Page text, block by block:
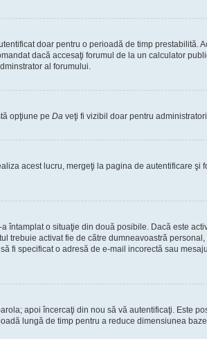
doar pentru o perioadă de timp
dacă accesaţi forumul de la un calculator
al forumului.
opţiune pe Da veţi fi vizibil doar pentru
acest lucru, mergeţi la pagina de autentificare şi
o situaţie din două posibile. Dacă este
activat fie de către dumneavoastră
specificat o adresă de e-mail incorectă sau
apoi încercaţi din nou să vă autentificaţi. Este
lungă de timp pentru a reduce dimensiunea